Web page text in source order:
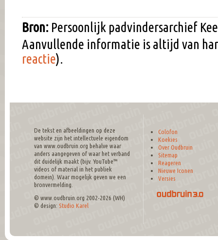
Bron: Persoonlijk padvindersarchief
Aanvullende informatie is altijd van
reactie).
De tekst en afbeeldingen op deze
website zijn het intellectuele eigendom
van www.oudbruin.org behalve waar
anders aangegeven of waar het verband
dit duidelijk maakt (bijv. YouTube™
videos of material in het publiek
domein). Waar mogelijk geven we een
bronvermelding.
© www.oudbruin.org 2002-2026 (WH)
© design: Studio Karel
Colofon
Koekies
Over Oudbruin
Sitemap
Reageren
Nieuwe Iconen
Versies